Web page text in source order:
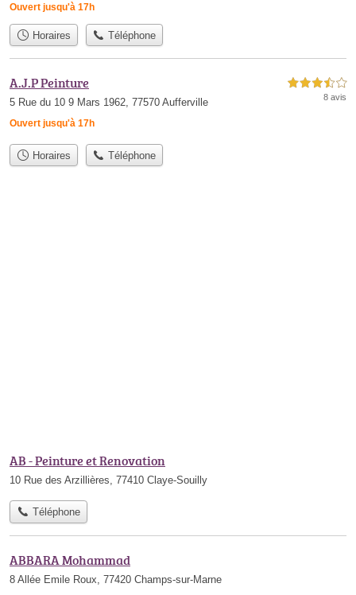
Ouvert jusqu'à 17h
Horaires Téléphone
A.J.P Peinture
5 Rue du 10 9 Mars 1962, 77570 Aufferville
Ouvert jusqu'à 17h
3,5 étoiles sur 5
8 avis
Horaires Téléphone
AB - Peinture et Renovation
10 Rue des Arzillières, 77410 Claye-Souilly
Téléphone
ABBARA Mohammad
8 Allée Emile Roux, 77420 Champs-sur-Marne